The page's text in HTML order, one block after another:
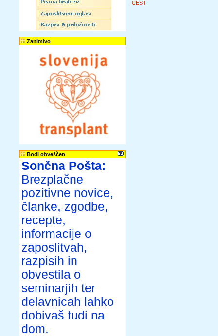
Zanimivo
Bodi obveščen
Sončna Pošta:
Brezplačne
pozitivne novice,
članke, zgodbe,
recepte,
informacije o
zaposlitvah,
razpisih in
obvestila o
seminarjih ter
delavnicah lahko
dobivaš tudi na
dom.
CEST